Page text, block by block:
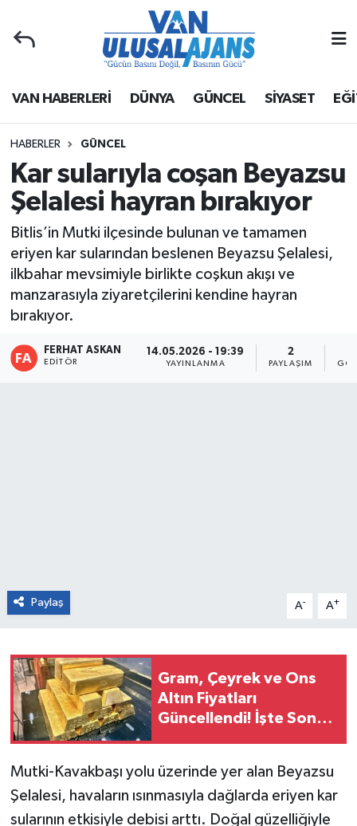
VAN HABERLERİ DÜNYA GÜNCEL SİYASET
HABERLER GÜNCEL
Kar sularıyla coşan Beyazsu
Şelalesi hayran bırakıyor
Bitlis’in Mutki ilçesinde bulunan ve tamamen
eriyen kar sularından beslenen Beyazsu Şelalesi,
ilkbahar mevsimiyle birlikte coşkun akışı ve
manzarasıyla ziyaretçilerini kendine hayran
bırakıyor.
FERHAT ASKAN
EDITÖR
14.05.2026 - 19:39
YAYINLANMA
2
PAYLAŞIM
Paylaş A- A+
Gram, Çeyrek ve Ons
Altın Fiyatları
Güncellendi! İşte Son
Mutki-Kavakbaşı yolu üzerinde yer alan Beyazsu
Şelalesi, havaların ısınmasıyla dağlarda eriyen kar
sularının etkisiyle debisi arttı. Doğal güzelliğiyle
Van Nöbetçi Eczaneler
Van Hava Durumu
Van Namaz Vakitleri
Van Trafik Yoğunluk Haritası
Son Dakika Haberleri
Haber Arşivi